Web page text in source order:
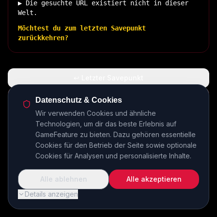
▶ Die gesuchte URL existiert nicht in dieser
Welt.
Möchtest du zum letzten Savepunkt
zurückkehren?
🏠 Zurück zur Basis
INSERT COIN TO CONTINUE...
Datenschutz & Cookies
Wir verwenden Cookies und ähnliche
Technologien, um dir das beste Erlebnis auf
GameFeature zu bieten. Dazu gehören essentielle
Cookies für den Betrieb der Seite sowie optionale
Cookies für Analysen und personalisierte Inhalte.
Details anzeigen
Alle ablehnen Alle akzeptieren